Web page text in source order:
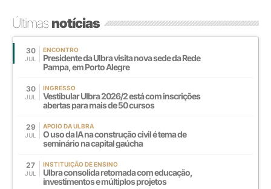
Últimasnotícias
30
JUL
ENCONTRO
Presidente da Ulbra visita nova sede da Rede
Pampa, em Porto Alegre
30
JUL
INGRESSO
Vestibular Ulbra 2026/2 está com inscrições
abertas para mais de 50 cursos
29
JUL
APOIO DA ULBRA
O uso da IA na construção civil é tema de
seminário na capital gaúcha
27
JUL
INSTITUIÇÃO DE ENSINO
Ulbra consolida retomada com educação,
investimentos e múltiplos projetos